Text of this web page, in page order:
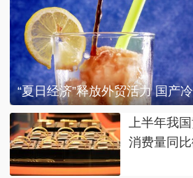
“夏日经济”释放外贸活力 国产
上半年我
消费量同